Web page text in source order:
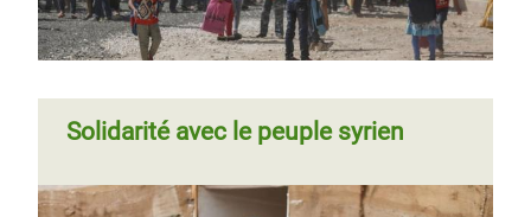
Solidarité avec le peuple syrien